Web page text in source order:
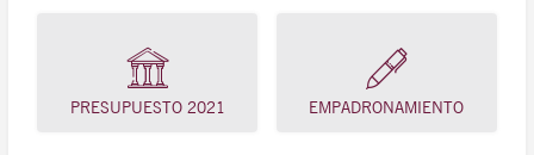
PRESUPUESTO 2021 EMPADRONAMIENTO